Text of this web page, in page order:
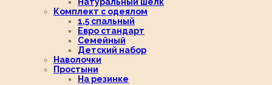
Комплект с одеялом
1,5 спальный
Евро стандарт
Семейный
Детский набор
Наволочки
Простыни
На резинке